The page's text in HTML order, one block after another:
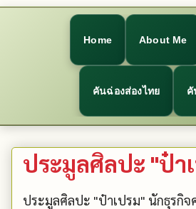
Home About Me
คันฉ่องส่องไทย คั
ประมูลศิลปะ "ป๋า
ประมูลศิลปะ "ป๋าเปรม" นักธุรกิจ